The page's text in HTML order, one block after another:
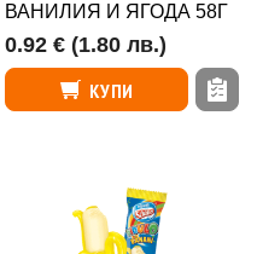
ВАНИЛИЯ И ЯГОДА 58Г
0.92 € (1.80 лв.)
КУПИ